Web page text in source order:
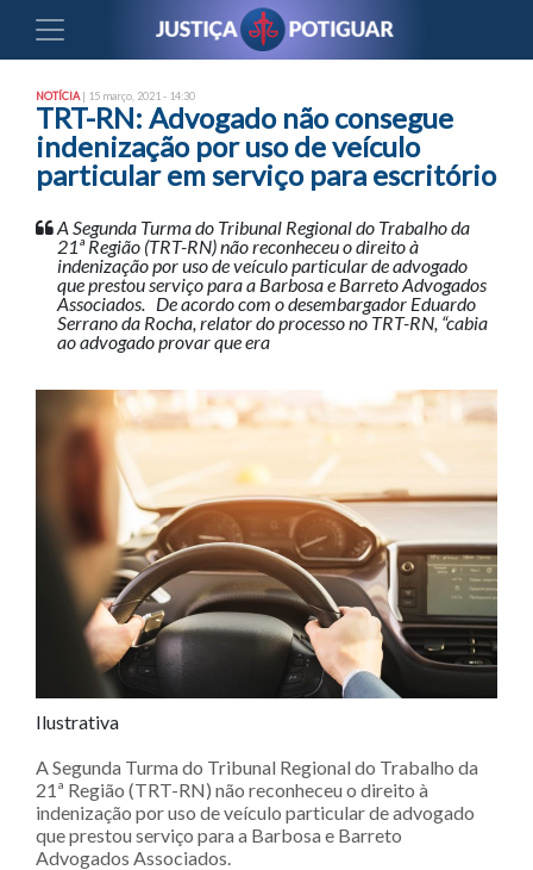
NOTÍCIA | 15 março, 2021 - 14:30
TRT-RN: Advogado não consegue
indenização por uso de veículo
particular em serviço para escritório
A Segunda Turma do Tribunal Regional do Trabalho da
21ª Região (TRT-RN) não reconheceu o direito à
indenização por uso de veículo particular de advogado
que prestou serviço para a Barbosa e Barreto Advogados
Associados. De acordo com o desembargador Eduardo
Serrano da Rocha, relator do processo no TRT-RN, “cabia
ao advogado provar que era
Ilustrativa
A Segunda Turma do Tribunal Regional do Trabalho da
21ª Região (TRT-RN) não reconheceu o direito à
indenização por uso de veículo particular de advogado
que prestou serviço para a Barbosa e Barreto
Advogados Associados.